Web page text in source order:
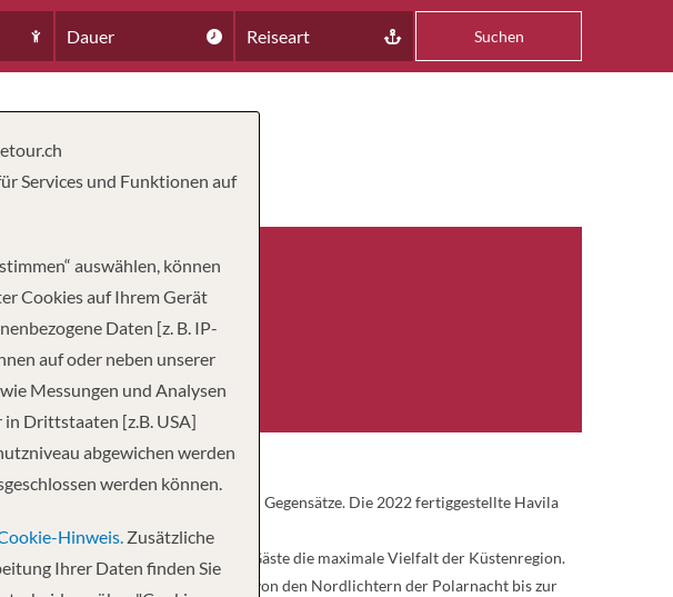
Dauer Reiseart Suchen
eine Landschaft der faszinierenden Gegensätze. Die 2022 fertiggestellte Havila
Nordlandes hautnah zu erleben.
entdecken bis zu 640 Gäste die maximale Vielfalt der Küstenregion.
eine vollkommen neue Erfahrung, von den Nordlichtern der Polarnacht bis zur
Services und Funktionen auf
auswählen, können
Cookies auf Ihrem Gerät
Daten [z. B. IP-
auf oder neben unserer
Messungen und Analysen
Drittstaaten [z.B. USA]
abgewichen werden
werden können.
Hinweis. Zusätzliche
Ihrer Daten finden Sie